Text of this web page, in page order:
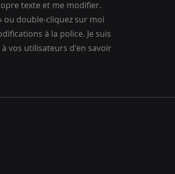
texte et me modifier.
ou double-cliquez sur moi
à la police. Je suis
vos utilisateurs d'en savoir